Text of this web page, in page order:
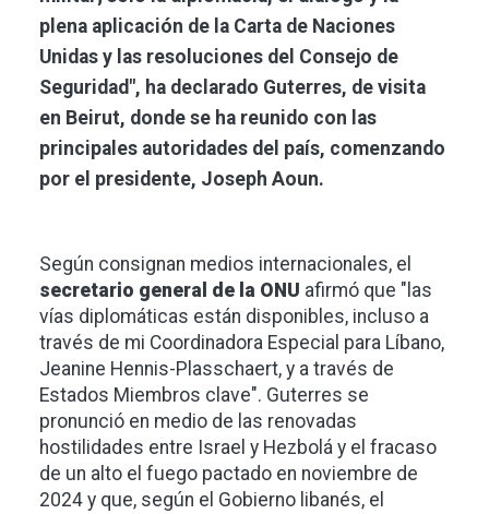
plena aplicación de la Carta de Naciones
Unidas y las resoluciones del Consejo de
Seguridad", ha declarado Guterres, de visita
en Beirut, donde se ha reunido con las
principales autoridades del país, comenzando
por el presidente, Joseph Aoun.
Según consignan medios internacionales, el
secretario general de la ONU afirmó que "las
vías diplomáticas están disponibles, incluso a
través de mi Coordinadora Especial para Líbano,
Jeanine Hennis-Plasschaert, y a través de
Estados Miembros clave". Guterres se
pronunció en medio de las renovadas
hostilidades entre Israel y Hezbolá y el fracaso
de un alto el fuego pactado en noviembre de
2024 y que, según el Gobierno libanés, el